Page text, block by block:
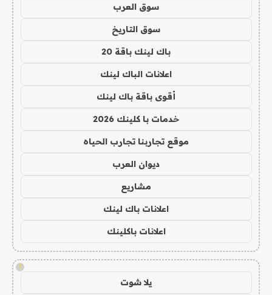
سوق العرب
سوق التاريخ
باك لينك باقة 20
اعلانات الباك لينك
أقوى باقة باك لينك
خدمات با كلينك 2026
موقع تجاربنا تجارب الحياه
ديوان العرب
مشاريع
اعلانات باك لينك
اعلانات باكلينك
!
يلا شوت